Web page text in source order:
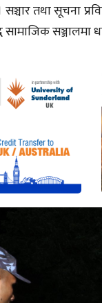
सञ्चार तथा सूचना
सञ्जालमा